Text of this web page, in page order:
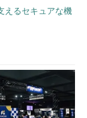
ァイルのエピソ
ば解けそうな問題
い。
ファンサイトを
えるセキュアな機